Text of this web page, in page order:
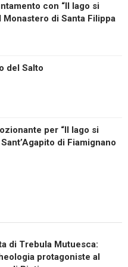
con “Il lago si
Monastero di Santa Filippa
del Salto
per “Il lago si
di Fiamignano
di Trebula Mutuesca:
protagoniste al